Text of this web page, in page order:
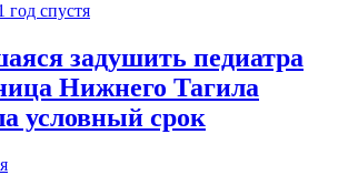
год спустя
задушить педиатра
Нижнего Тагила
условный срок